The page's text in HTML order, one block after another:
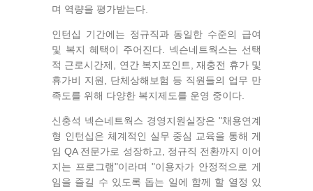
며 역량을 평가받는다.
인턴십 기간에는 정규직과 동일한 수준의 급여
및 복지 혜택이 주어진다. 넥슨네트웍스는 선택
적 근로시간제, 연간 복지포인트, 재충전 휴가 및
휴가비 지원, 단체상해보험 등 직원들의 업무 만
족도를 위해 다양한 복지제도를 운영 중이다.
신충석 넥슨네트웍스 경영지원실장은 "채용연계
형 인턴십은 체계적인 실무 중심 교육을 통해 게
임 QA 전문가로 성장하고, 정규직 전환까지 이어
지는 프로그램"이라며 "이용자가 안정적으로 게
임을 즐길 수 있도록 돕는 일에 함께 할 열정 있